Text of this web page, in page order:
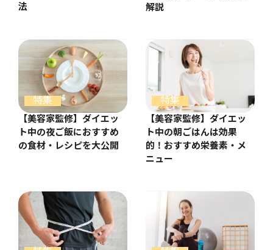
法
解説
特集
【美容家監修】ダイエッ
ト中の夜ご飯におすすめ
の食材・レシピを大公開
特集
【美容家監修】ダイエッ
ト中の朝ごはんは効果
的！おすすめ栄養素・メ
ニュー